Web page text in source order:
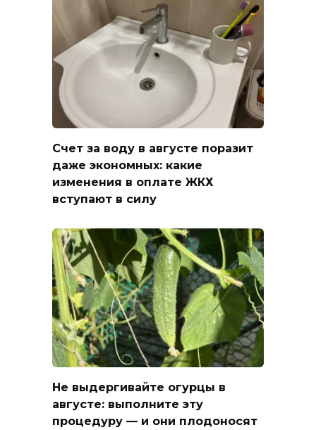
Счет за воду в августе поразит
даже экономных: какие
изменения в оплате ЖКХ
вступают в силу
Не выдергивайте огурцы в
августе: выполните эту
процедуру — и они плодоносят